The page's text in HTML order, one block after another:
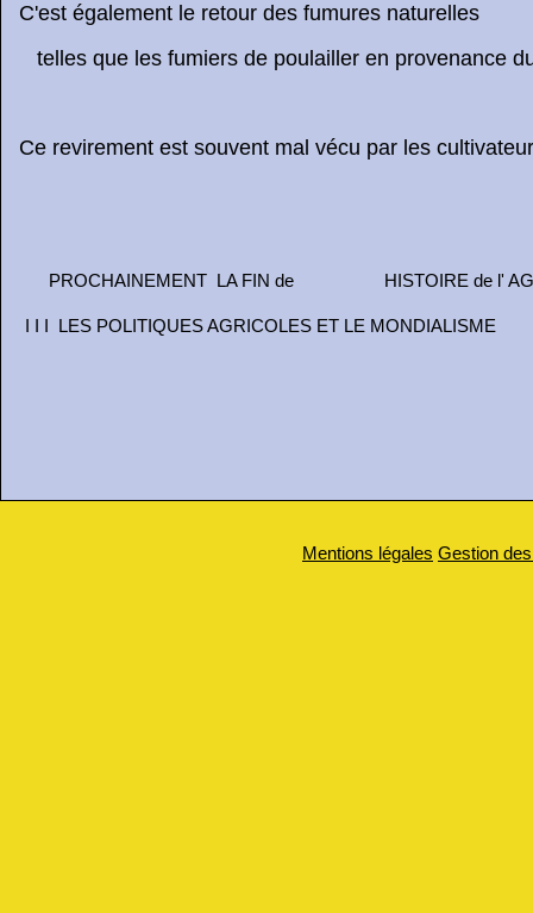
C'est également le retour des fumures naturelles
telles que les fumiers de poulailler en provenance
Ce revirement est souvent mal vécu par les
PROCHAINEMENT LA FIN de HISTOIRE de l'
I I I LES POLITIQUES AGRICOLES ET LE MONDIALISME
Mentions légales Gestion